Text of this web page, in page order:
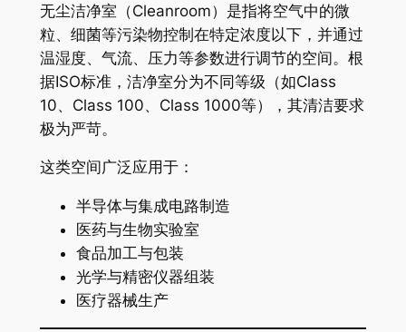
无尘洁净室（Cleanroom）是指将空气中的微
粒、细菌等污染物控制在特定浓度以下，并通过
温湿度、气流、压力等参数进行调节的空间。根
据ISO标准，洁净室分为不同等级（如Class
10、Class 100、Class 1000等），其清洁要求
极为严苛。
这类空间广泛应用于：
半导体与集成电路制造
医药与生物实验室
食品加工与包装
光学与精密仪器组装
医疗器械生产